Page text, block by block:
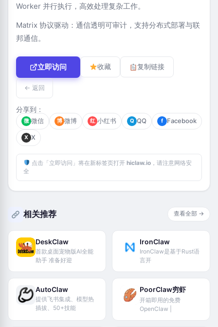
Worker 并行执行，高效处理复杂工作。
Matrix 协议驱动：通信透明可审计，支持分布式部署与联
邦通信。
立即访问 收藏 复制链接
← 返回
分享到：
微 微信 博 微博 红 小红书 Q QQ f Facebook
X X
点击「立即访问」将在新标签页打开 hiclaw.io，请注意网络安
全
相关推荐 查看全部 →
DeskClaw
首款桌面宠物版AI全能
助手 准备好迎
IronClaw
IronClaw是基于Rust语
言开
AutoClaw
提供飞书集成、模型热
插拔、50+技能
PoorClaw穷虾
开箱即用的免费
OpenClaw |